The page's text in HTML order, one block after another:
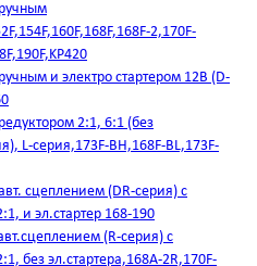
2,170F-
и электро стартером 12В (D-
2:1, 6:1 (без
L-серия,173F-BH,168F-BL,173F-
сцеплением (DR-серия) с
и эл.стартер 168-190
(R-серия) с
без эл.стартера,168А-2R,170F-